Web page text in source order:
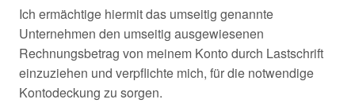
Ich ermächtige hiermit das umseitig genannte
Unternehmen den umseitig ausgewiesenen
Rechnungsbetrag von meinem Konto durch Lastschrift
einzuziehen und verpflichte mich, für die notwendige
Kontodeckung zu sorgen.